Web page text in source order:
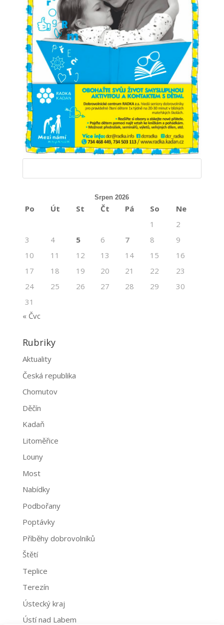
Srpen 2026
Po Út St Čt Pá So
Ne
1
2
3
4 5 6 7 8
9
10
11 12 13 14 15
16
17
18 19 20 21 22
23
24
25 26 27 28 29
30
31
« Čvc
Rubriky
Aktuality
Česká republika
Chomutov
Děčín
Kadaň
Litoměřice
Louny
Most
Nabídky
Podbořany
Poptávky
Příběhy dobrovolníků
Štětí
Teplice
Terezín
Ústecký kraj
Ústí nad Labem